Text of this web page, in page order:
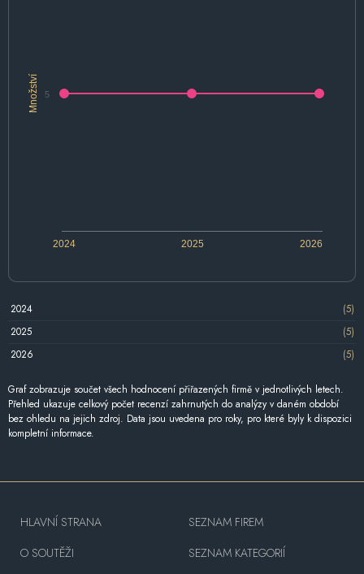
Množství
2024 2026
2025
5
2024
(5)
2025
(5)
2026
(5)
Graf zobrazuje součet všech hodnocení přiřazených firmě v jednotlivých letech.
Přehled ukazuje celkový počet recenzí zahrnutých do analýzy v daném období
bez ohledu na jejich zdroj. Data jsou uvedena pro roky, pro které byly k dispozici
kompletní informace.
HLAVNÍ STRANA
O SOUTĚŽI
SEZNAM FIREM
SEZNAM KATEGORIÍ